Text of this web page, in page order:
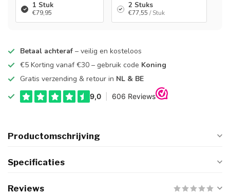
1 Stuk
€79,95
2 Stuks
€77,55 / Stuk
Betaal achteraf – veilig en kosteloos
€5 Korting vanaf €30 – gebruik code Koning
Gratis verzending & retour in NL & BE
Productomschrijving
Specificaties
Reviews